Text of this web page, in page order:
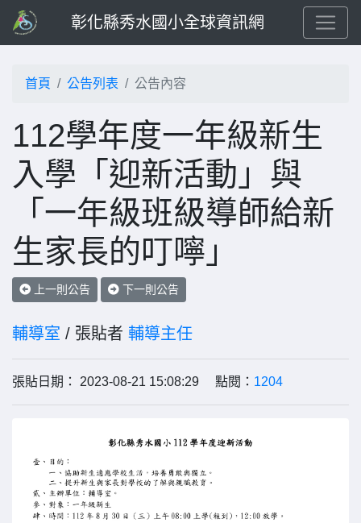
彰化縣秀水國小全球資訊網
首頁 公告列表 公告內容
112學年度一年級新生
入學「迎新活動」與
「一年級班級導師給新
生家長的叮嚀」
上一則公告 下一則公告
輔導室 / 張貼者 輔導主任
張貼日期： 2023-08-21 15:08:29 點閱： 1204